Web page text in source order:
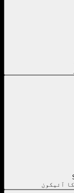
آئیکون